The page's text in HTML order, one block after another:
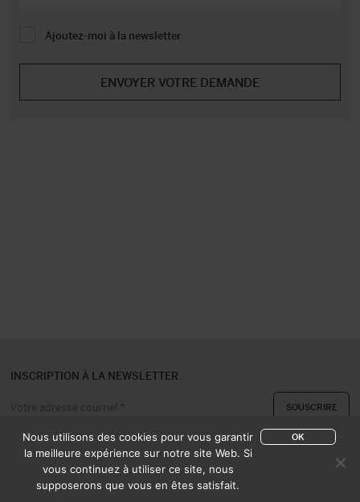
Ajoutez-moi à la newsletter
INSCRIPTION À LA NEWSLETTER
Nous utilisons des cookies pour vous garantir
la meilleure expérience sur notre site Web. Si
vous continuez à utiliser ce site, nous
supposerons que vous en êtes satisfait.
OK